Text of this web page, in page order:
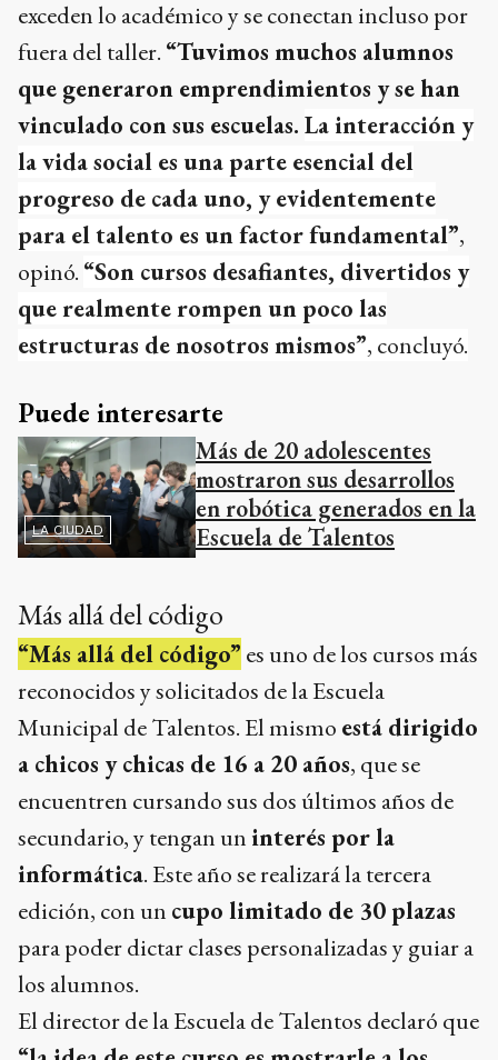
exceden lo académico y se conectan incluso por
fuera del taller. “Tuvimos muchos alumnos
que generaron emprendimientos y se han
vinculado con sus escuelas. La interacción y
la vida social es una parte esencial del
progreso de cada uno, y evidentemente
para el talento es un factor fundamental”,
opinó. “Son cursos desafiantes, divertidos y
que realmente rompen un poco las
estructuras de nosotros mismos”, concluyó.
Puede interesarte
LA CIUDAD
Más de 20 adolescentes
mostraron sus desarrollos
en robótica generados en la
Escuela de Talentos
Más allá del código
“Más allá del código” es uno de los cursos más
reconocidos y solicitados de la Escuela
Municipal de Talentos. El mismo está dirigido
a chicos y chicas de 16 a 20 años, que se
encuentren cursando sus dos últimos años de
secundario, y tengan un interés por la
informática. Este año se realizará la tercera
edición, con un cupo limitado de 30 plazas
para poder dictar clases personalizadas y guiar a
los alumnos.
El director de la Escuela de Talentos declaró que